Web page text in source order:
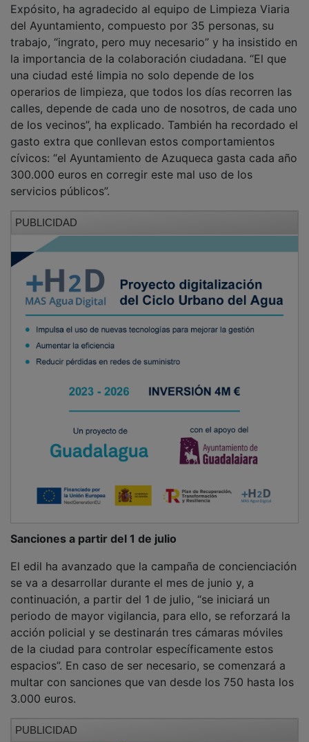
Sanciones a partir del 1 de julio
El edil ha avanzado que la campaña de concienciación
se va a desarrollar durante el mes de junio y, a
continuación, a partir del 1 de julio, “se iniciará un
periodo de mayor vigilancia, para ello, se reforzará la
acción policial y se destinarán tres cámaras móviles
de la ciudad para controlar específicamente estos
espacios”. En caso de ser necesario, se comenzará a
multar con sanciones que van desde los 750 hasta los
PUBLICIDAD